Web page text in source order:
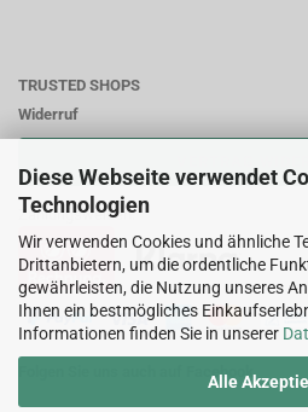
Diese Webseite verwendet
Technologien
Wir verwenden Cookies und ähnliche
Drittanbietern, um die ordentliche
gewährleisten, die Nutzung unseres
Ihnen ein bestmögliches
Informationen finden Sie in unserer
Alle
TRUSTED SHOPS
Widerruf
Zahlungsweisen:
Folgen Sie uns auch auf Facebook